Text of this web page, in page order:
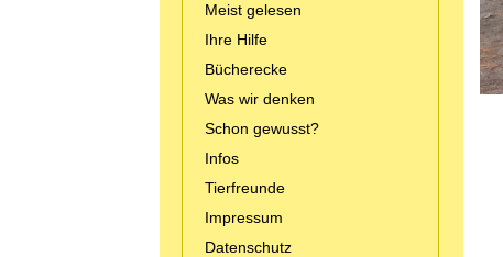
Meist gelesen
Ihre Hilfe
Bücherecke
Was wir denken
Schon gewusst?
Infos
Tierfreunde
Impressum
Datenschutz